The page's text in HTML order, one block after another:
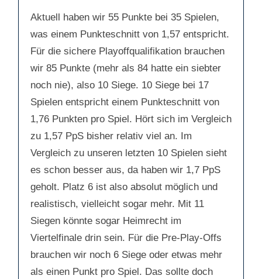
Aktuell haben wir 55 Punkte bei 35 Spielen,
was einem Punkteschnitt von 1,57 entspricht.
Für die sichere Playoffqualifikation brauchen
wir 85 Punkte (mehr als 84 hatte ein siebter
noch nie), also 10 Siege. 10 Siege bei 17
Spielen entspricht einem Punkteschnitt von
1,76 Punkten pro Spiel. Hört sich im Vergleich
zu 1,57 PpS bisher relativ viel an. Im
Vergleich zu unseren letzten 10 Spielen sieht
es schon besser aus, da haben wir 1,7 PpS
geholt. Platz 6 ist also absolut möglich und
realistisch, vielleicht sogar mehr. Mit 11
Siegen könnte sogar Heimrecht im
Viertelfinale drin sein. Für die Pre-Play-Offs
brauchen wir noch 6 Siege oder etwas mehr
als einen Punkt pro Spiel. Das sollte doch